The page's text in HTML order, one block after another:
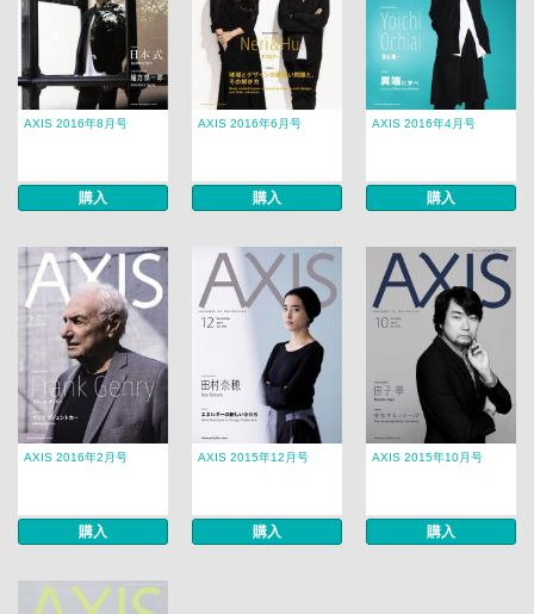
AXIS 2016年8月号
購入
AXIS 2016年6月号
購入
AXIS 2016年4月号
購入
AXIS 2016年2月号
購入
AXIS 2015年12月号
購入
AXIS 2015年10月号
購入